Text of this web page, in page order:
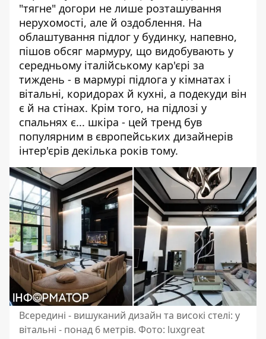
"тягне" догори не лише розташування
нерухомості, але й оздоблення. На
облаштування підлог у будинку, напевно,
пішов обсяг мармуру, що видобувають у
середньому італійському кар'єрі за
тиждень - в мармурі підлога у кімнатах і
вітальні, коридорах й кухні, а подекуди він
є й на стінах. Крім того, на підлозі у
спальнях є... шкіра - цей тренд був
популярним в європейських дизайнерів
інтер'єрів декілька років тому.
Всередині - вишуканий дизайн та високі стелі: у
вітальні - понад 6 метрів. Фото: luxgreat